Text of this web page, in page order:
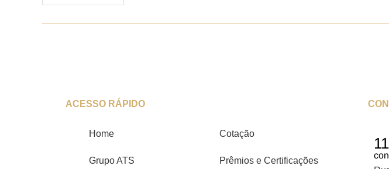
ACESSO RÁPIDO
Home
Grupo ATS
Cotação
Prêmios e Certificações